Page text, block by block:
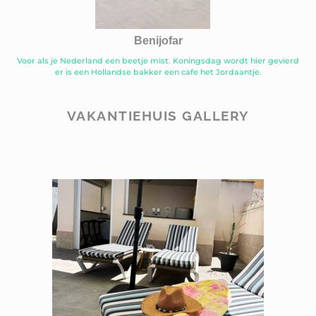
Benijofar
Voor als je Nederland een beetje mist. Koningsdag wordt hier gevierd
er is een Hollandse bakker een cafe het Jordaantje.
VAKANTIEHUIS GALLERY